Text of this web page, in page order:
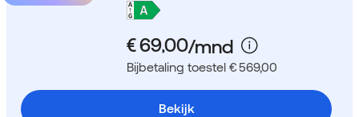
Bijbetaling toestel € 569,00
Bekijk